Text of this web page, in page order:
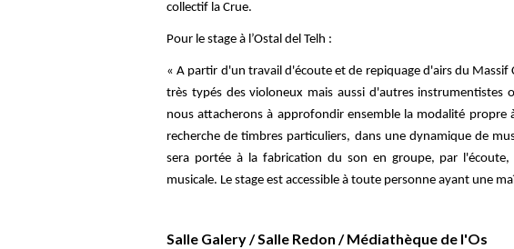
collectif la Crue.
Pour le stage à l’Ostal del Telh :
« A partir d'un travail d'écoute et de repiquage d'airs du
très typés des violoneux mais aussi d'autres instrumentistes
nous attacherons à approfondir ensemble la modalité propre
recherche de timbres particuliers, dans une dynamique de
sera portée à la fabrication du son en groupe, par
musicale. Le stage est accessible à toute personne ayant une
Salle Galery / Salle Redon / Médiathèque de l'Os